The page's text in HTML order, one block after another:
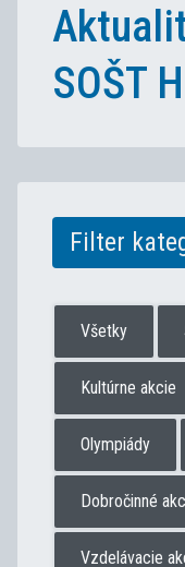
SOŠT
Filter
Všetky
Kultúrne akcie
Olympiády
Dobročinné
Vzdelávacie